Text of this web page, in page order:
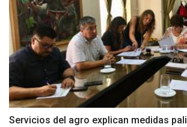
Servicios del agro explican medidas